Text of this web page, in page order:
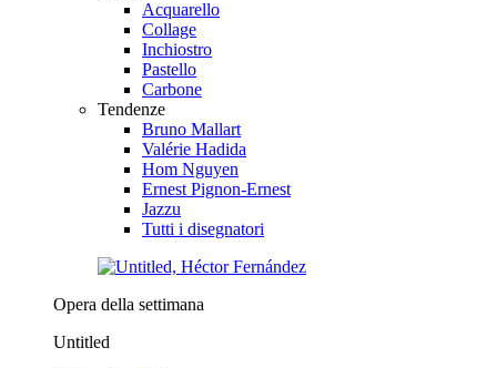
Acquarello
Collage
Inchiostro
Pastello
Carbone
Tendenze
Bruno Mallart
Valérie Hadida
Hom Nguyen
Ernest Pignon-Ernest
Jazzu
Tutti i disegnatori
Opera della settimana
Untitled